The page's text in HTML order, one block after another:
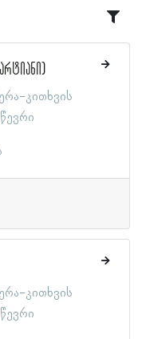
კითხვის
კითხვის